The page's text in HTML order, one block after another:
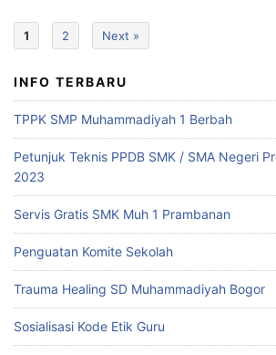
1 2 Next »
INFO TERBARU
TPPK SMP Muhammadiyah 1 Berbah
Petunjuk Teknis PPDB SMK / SMA Negeri
2023
Servis Gratis SMK Muh 1 Prambanan
Penguatan Komite Sekolah
Trauma Healing SD Muhammadiyah Bogor
Sosialisasi Kode Etik Guru